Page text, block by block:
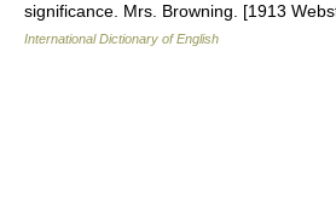
significance. Mrs. Browning. [1913
International Dictionary of English